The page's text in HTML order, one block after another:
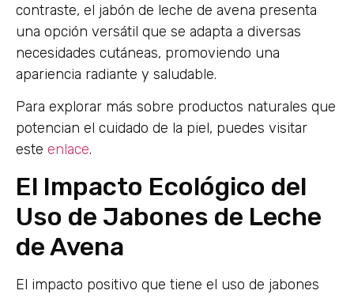
contraste, el jabón de leche de avena presenta
una opción versátil que se adapta a diversas
necesidades cutáneas, promoviendo una
apariencia radiante y saludable.
Para explorar más sobre productos naturales que
potencian el cuidado de la piel, puedes visitar
este enlace.
El Impacto Ecológico del
Uso de Jabones de Leche
de Avena
El impacto positivo que tiene el uso de jabones